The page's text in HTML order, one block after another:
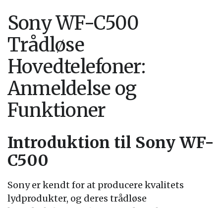
Sony WF-C500
Trådløse
Hovedtelefoner:
Anmeldelse og
Funktioner
Introduktion til Sony WF-
C500
Sony er kendt for at producere kvalitets
lydprodukter, og deres trådløse